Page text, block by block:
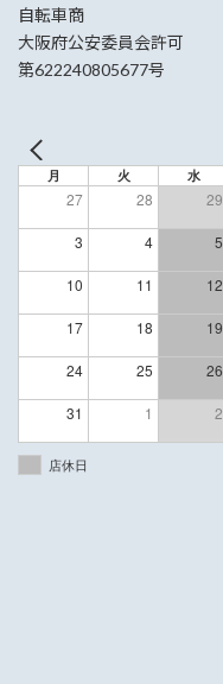
自転車商
大阪府公安委員会許可
第622240805677号
月 火 水
27 28 29
3 4 5
10 11 12
17 18 19
24 25 26
31 1 2
店休日